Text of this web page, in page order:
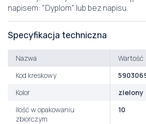
napisem: "Dyplom" lub bez napisu.
Specyfikacja techniczna
Nazwa
Wartość
Kod kreskowy
Kolor
zielony
Ilość w opakowaniu
zbiorczym
10